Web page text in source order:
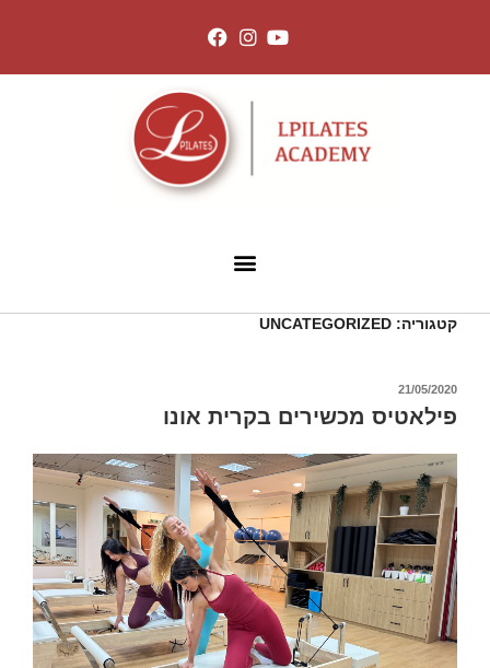
קטגוריה: UNCATEGORIZED
21/05/2020
פילאטיס מכשירים בקרית אונו